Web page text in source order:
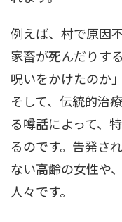
例えば、村で原因
家畜が死んだりす
呪いをかけたのか
そして、伝統的治
る噂話によって、
るのです。告発さ
ない高齢の女性や
人々です。